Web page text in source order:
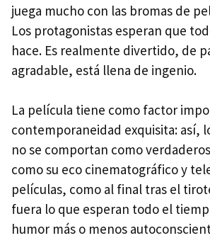
juega mucho con las bromas de
Los protagonistas esperan que
hace. Es realmente divertido, de
agradable, está llena de ingenio.
La película tiene como factor
contemporaneidad exquisita: así,
no se comportan como
como su eco cinematográfico y
películas, como al final tras el
fuera lo que esperan todo el
humor más o menos